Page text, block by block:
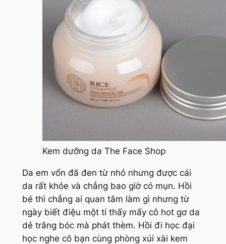
Kem dưỡng da The Face Shop
Da em vốn đã đen từ nhỏ nhưng được cái
da rất khỏe và chẳng bao giờ có mụn. Hồi
bé thì chẳng ai quan tâm làm gì nhưng từ
ngày biết điệu một tí thấy mấy cô hot gơ da
dẻ trắng bóc mà phát thèm. Hồi đi học đại
học nghe cô bạn cùng phòng xúi xài kem